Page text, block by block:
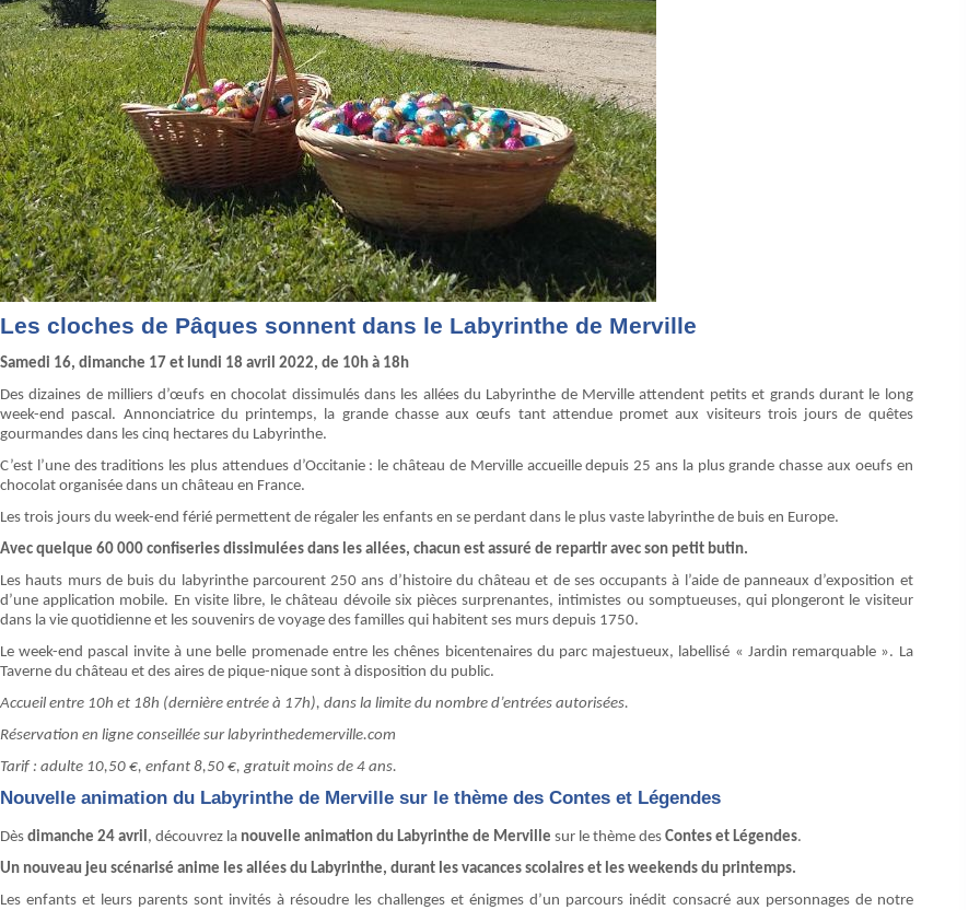
Les cloches de Pâques sonnent dans le Labyrinthe de Merville
Samedi 16, dimanche 17 et lundi 18 avril 2022, de 10h à 18h
Des dizaines de milliers d’œufs en chocolat dissimulés dans les allées du Labyrinthe de Merville attendent petits et grands durant le long
week-end pascal. Annonciatrice du printemps, la grande chasse aux œufs tant attendue promet aux visiteurs trois jours de quêtes
gourmandes dans les cinq hectares du Labyrinthe.
C’est l’une des traditions les plus attendues d’Occitanie : le château de Merville accueille depuis 25 ans la plus grande chasse aux oeufs en
chocolat organisée dans un château en France.
Les trois jours du week-end férié permettent de régaler les enfants en se perdant dans le plus vaste labyrinthe de buis en Europe.
Avec quelque 60 000 confiseries dissimulées dans les allées, chacun est assuré de repartir avec son petit butin.
Les hauts murs de buis du labyrinthe parcourent 250 ans d’histoire du château et de ses occupants à l’aide de panneaux d’exposition et
d’une application mobile. En visite libre, le château dévoile six pièces surprenantes, intimistes ou somptueuses, qui plongeront le visiteur
dans la vie quotidienne et les souvenirs de voyage des familles qui habitent ses murs depuis 1750.
Le week-end pascal invite à une belle promenade entre les chênes bicentenaires du parc majestueux, labellisé « Jardin remarquable ». La
Taverne du château et des aires de pique-nique sont à disposition du public.
Accueil entre 10h et 18h (dernière entrée à 17h), dans la limite du nombre d’entrées autorisées.
Réservation en ligne conseillée sur labyrinthedemerville.com
Tarif : adulte 10,50 €, enfant 8,50 €, gratuit moins de 4 ans.
Nouvelle animation du Labyrinthe de Merville sur le thème des Contes et Légendes
Dès dimanche 24 avril , découvrez la nouvelle animation du Labyrinthe de Merville sur le thème des Contes et Légendes.
Un nouveau jeu scénarisé anime les allées du Labyrinthe, durant les vacances scolaires et les weekends du printemps.
Les enfants et leurs parents sont invités à résoudre les challenges et énigmes d’un parcours inédit consacré aux personnages de notre